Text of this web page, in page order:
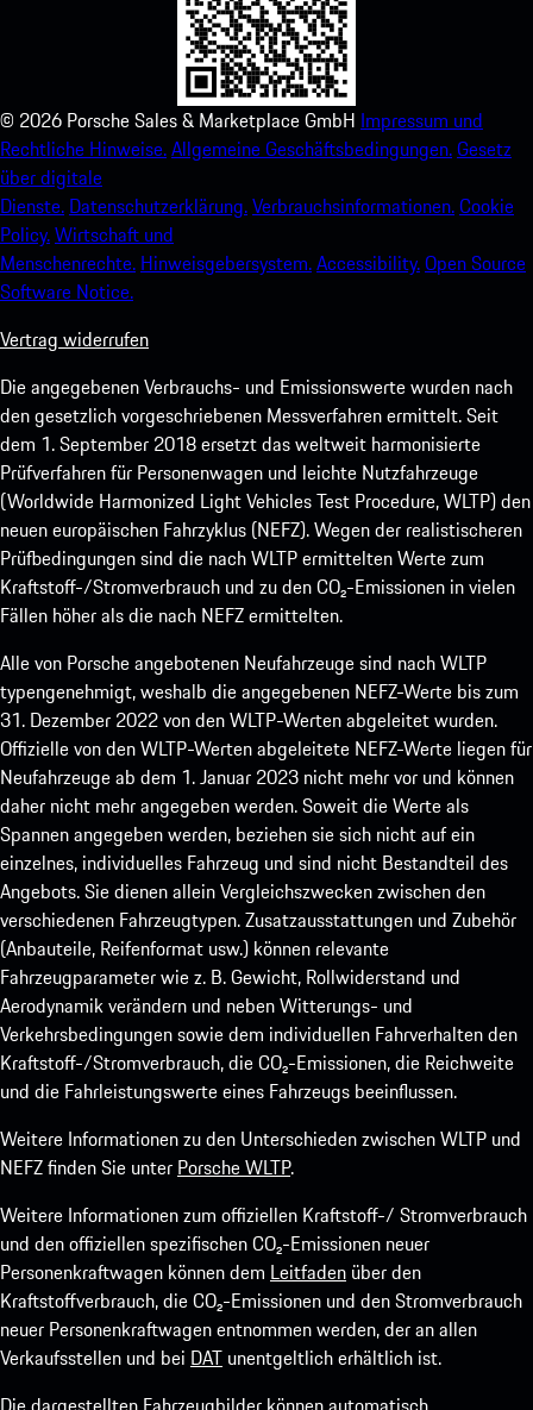
© 2026 Porsche Sales & Marketplace GmbH Impressum und
Rechtliche Hinweise.Allgemeine Geschäftsbedingungen.Gesetz
über digitale
Dienste. Datenschutzerklärung.Verbrauchsinformationen.Cookie
Policy.Wirtschaft und
Menschenrechte. Hinweisgebersystem.Accessibility.Open Source
Software Notice.
Vertrag widerrufen
Die angegebenen Verbrauchs- und Emissionswerte wurden nach
den gesetzlich vorgeschriebenen Messverfahren ermittelt. Seit
dem 1. September 2018 ersetzt das weltweit harmonisierte
Prüfverfahren für Personenwagen und leichte Nutzfahrzeuge
(Worldwide Harmonized Light Vehicles Test Procedure, WLTP) den
neuen europäischen Fahrzyklus (NEFZ). Wegen der realistischeren
Prüfbedingungen sind die nach WLTP ermittelten Werte zum
Kraftstoff-/Stromverbrauch und zu den CO₂-Emissionen in vielen
Fällen höher als die nach NEFZ ermittelten.
Alle von Porsche angebotenen Neufahrzeuge sind nach WLTP
typengenehmigt, weshalb die angegebenen NEFZ-Werte bis zum
31. Dezember 2022 von den WLTP-Werten abgeleitet wurden.
Offizielle von den WLTP-Werten abgeleitete NEFZ-Werte liegen für
Neufahrzeuge ab dem 1. Januar 2023 nicht mehr vor und können
daher nicht mehr angegeben werden. Soweit die Werte als
Spannen angegeben werden, beziehen sie sich nicht auf ein
einzelnes, individuelles Fahrzeug und sind nicht Bestandteil des
Angebots. Sie dienen allein Vergleichszwecken zwischen den
verschiedenen Fahrzeugtypen. Zusatzausstattungen und Zubehör
(Anbauteile, Reifenformat usw.) können relevante
Fahrzeugparameter wie z. B. Gewicht, Rollwiderstand und
Aerodynamik verändern und neben Witterungs- und
Verkehrsbedingungen sowie dem individuellen Fahrverhalten den
Kraftstoff-/Stromverbrauch, die CO₂-Emissionen, die Reichweite
und die Fahrleistungswerte eines Fahrzeugs beeinflussen.
Weitere Informationen zu den Unterschieden zwischen WLTP und
NEFZ finden Sie unter Porsche WLTP.
Weitere Informationen zum offiziellen Kraftstoff-/ Stromverbrauch
und den offiziellen spezifischen CO₂-Emissionen neuer
Personenkraftwagen können dem Leitfaden über den
Kraftstoffverbrauch, die CO₂-Emissionen und den Stromverbrauch
neuer Personenkraftwagen entnommen werden, der an allen
Verkaufsstellen und bei DAT unentgeltlich erhältlich ist.